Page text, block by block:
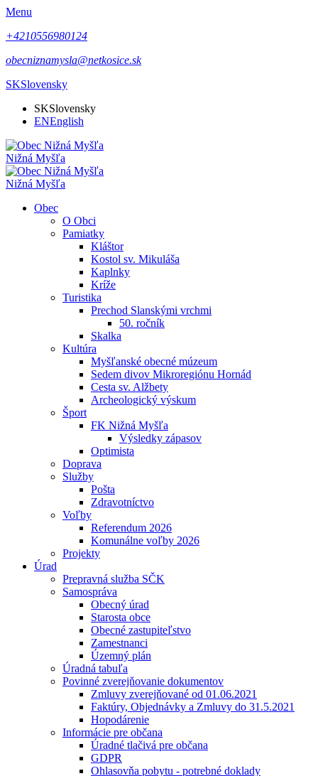
Menu
+4210556980124
obecniznamysla@netkosice.sk
SKSlovensky
SKSlovensky
ENEnglish
Nižná Myšľa
Nižná Myšľa
Obec
O Obci
Pamiatky
Kláštor
Kostol sv. Mikuláša
Kaplnky
Kríže
Turistika
Prechod Slanskými vrchmi
50. ročník
Skalka
Kultúra
Myšľanské obecné múzeum
Sedem divov Mikroregiónu Hornád
Cesta sv. Alžbety
Archeologický výskum
Šport
FK Nižná Myšľa
Výsledky zápasov
Optimista
Doprava
Služby
Pošta
Zdravotníctvo
Voľby
Referendum 2026
Komunálne voľby 2026
Projekty
Úrad
Prepravná služba SČK
Samospráva
Obecný úrad
Starosta obce
Obecné zastupiteľstvo
Zamestnanci
Územný plán
Úradná tabuľa
Povinné zverejňovanie dokumentov
Zmluvy zverejňované od 01.06.2021
Faktúry, Objednávky a Zmluvy do 31.5.2021
Hopodárenie
Informácie pre občana
Úradné tlačivá pre občana
GDPR
Ohlasovňa pobytu - potrebné doklady